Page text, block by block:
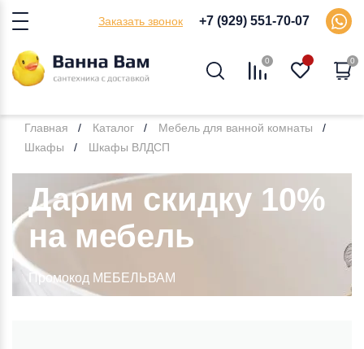
Заказать звонок +7 (929) 551-70-07
0 0
Главная Каталог
Мебель для ванной комнаты
Шкафы
Шкафы ВЛДСП
Дарим скидку 10%
на мебель
Промокод МЕБЕЛЬВАМ